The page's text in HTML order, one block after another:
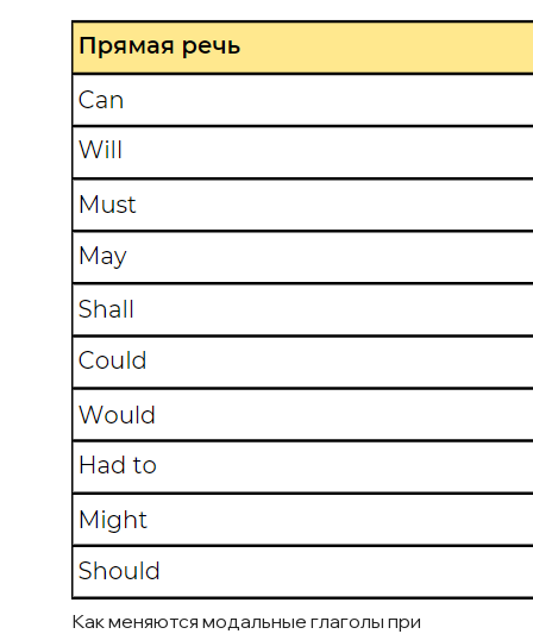
Как меняются модальные глаголы при
Школа английского языка Urban
Lang Club
ИПКалиш Елена
ИНН:771006760613
ОГРНИП:
р/с 40802810438000514421, ПАО
Сбербанк, к/с
30101810400000000225,
БИК 044525225.
Договор оферты
Политика конфиденциальности
Главная
Онлайн-платформа ULC
О школе
Онлайн-тест Оплата